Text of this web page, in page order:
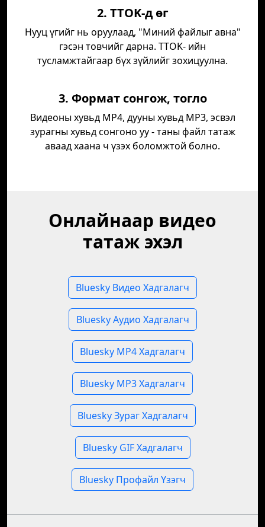
2. TTOK-д өг
Нууц үгийг нь оруулаад, "Миний файлыг авна"
гэсэн товчийг дарна. TTOK- ийн
тусламжтайгаар бүх зүйлийг зохицуулна.
3. Формат сонгож, тогло
Видеоны хувьд MP4, дууны хувьд MP3, эсвэл
зурагны хувьд сонгоно уу - таны файл татаж
аваад хаана ч үзэх боломжтой болно.
Онлайнаар видео
татаж эхэл
Bluesky Видео Хадгалагч
Bluesky Аудио Хадгалагч
Bluesky MP4 Хадгалагч
Bluesky MP3 Хадгалагч
Bluesky Зураг Хадгалагч
Bluesky GIF Хадгалагч
Bluesky Профайл Үзэгч